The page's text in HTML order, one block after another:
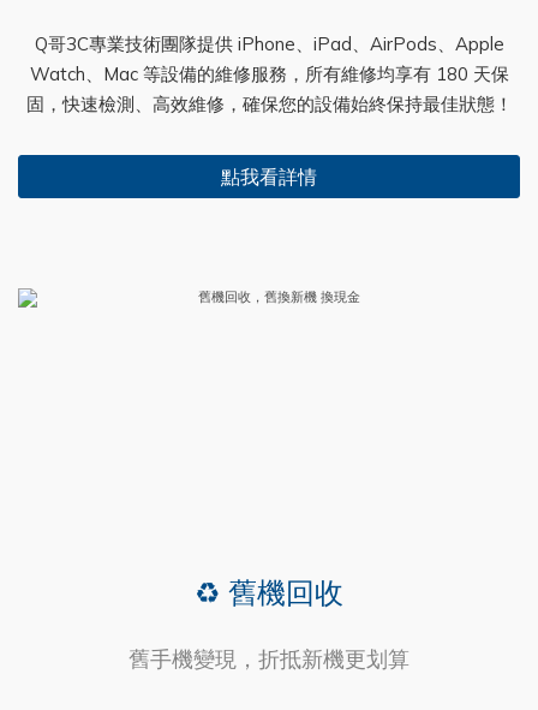
Q哥3C專業技術團隊提供 iPhone、iPad、AirPods、Apple
Watch、Mac 等設備的維修服務，所有維修均享有 180 天保
固，快速檢測、高效維修，確保您的設備始終保持最佳狀態！
點我看詳情
♻️ 舊機回收
舊手機變現，折抵新機更划算